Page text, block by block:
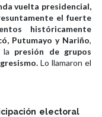
vuelta presidencial,
el fuerte
históricamente
Putumayo y Nariño,
la presión de grupos
Lo llamaron el
electoral